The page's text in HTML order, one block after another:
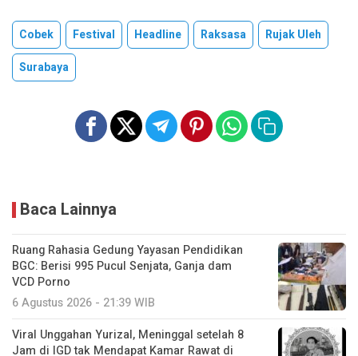
Cobek Festival Headline Raksasa
Rujak Uleh
Surabaya
Baca Lainnya
Ruang Rahasia Gedung Yayasan Pendidikan
BGC: Berisi 995 Pucul Senjata, Ganja dam
VCD Porno
6 Agustus 2026 - 21:39 WIB
Viral Unggahan Yurizal, Meninggal setelah 8
Jam di IGD tak Mendapat Kamar Rawat di